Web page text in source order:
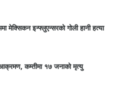
मेक्सिकन इन्फ्लुएन्सरको गोली हानी हत्या
कम्तीमा १७ जनाको मृत्यु